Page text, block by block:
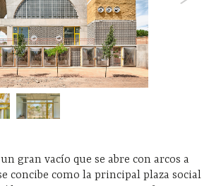
gran vacío que se abre con arcos a
concibe como la principal plaza social